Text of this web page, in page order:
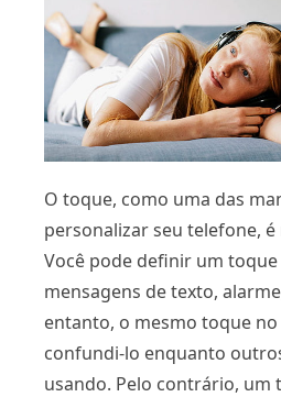
O toque, como uma das
personalizar seu telefone, é
Você pode definir um
mensagens de texto,
entanto, o mesmo toque
confundi-lo enquanto
usando. Pelo contrário, um